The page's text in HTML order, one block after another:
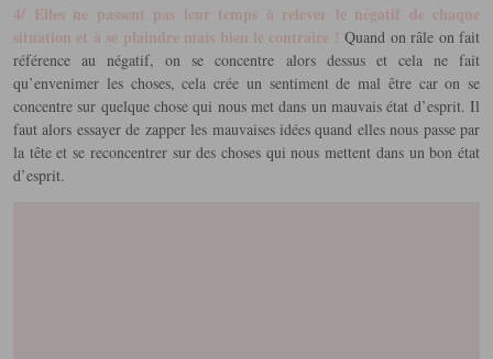
4/ Elles ne passent pas leur temps à relever le négatif de chaque
situation et à se plaindre mais bien le contraire ! Quand on râle on fait
référence au négatif, on se concentre alors dessus et cela ne fait
qu’envenimer les choses, cela crée un sentiment de mal être car on se
concentre sur quelque chose qui nous met dans un mauvais état d’esprit. Il
faut alors essayer de zapper les mauvaises idées quand elles nous passe par
la tête et se reconcentrer sur des choses qui nous mettent dans un bon état
d’esprit.